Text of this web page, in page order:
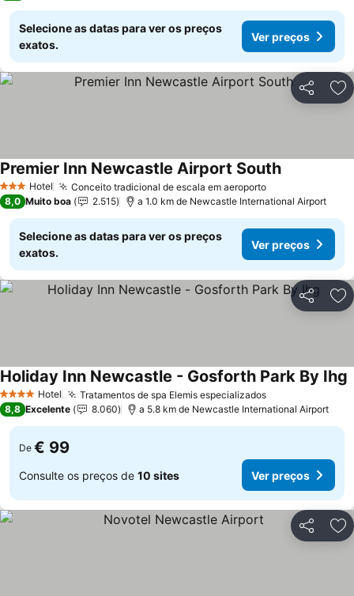
Selecione as datas para ver os preços
exatos.
Ver preços
Partilhar
3 EstrelasHotel Conceito tradicional de escala em aeroporto
Premier Inn Newcastle Airport South
8,0 Muito boa 2.515 a 1.0 km de Newcastle International Airport
Selecione as datas para ver os preços
exatos.
Ver preços
Partilhar
4 EstrelasHotel Tratamentos de spa Elemis especializados
Holiday Inn Newcastle - Gosforth Park By Ihg
8,8 Excelente 8.060 a 5.8 km de Newcastle International Airport
De € 99
Consulte os preços de 10 sites Ver preços
Partilhar